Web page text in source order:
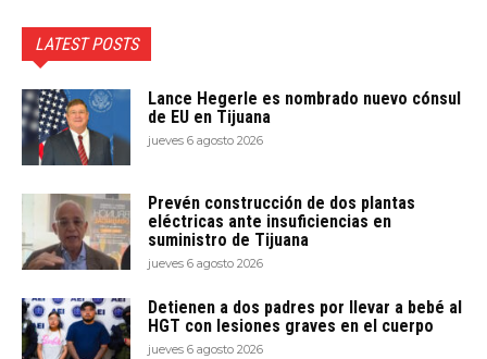
LATEST POSTS
Lance Hegerle es nombrado nuevo cónsul
de EU en Tijuana
jueves 6 agosto 2026
Prevén construcción de dos plantas
eléctricas ante insuficiencias en
suministro de Tijuana
jueves 6 agosto 2026
Detienen a dos padres por llevar a bebé al
HGT con lesiones graves en el cuerpo
jueves 6 agosto 2026